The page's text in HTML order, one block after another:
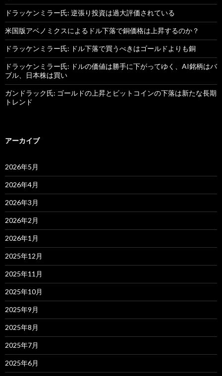
ドラッケンミラー氏: 逆張り投資は過大評価されている
米国版アベノミクスによるドル下落で銅価格は上昇するのか？
ドラッケンミラー氏: ドル下落で買うべきはゴールドよりも銅
ドラッケンミラー氏: ドルの価値は勝手に下がってゆく、AI銘柄はバ
ブル、日本株は買い
ガンドラック氏: ゴールドの上昇とビットコインの下落は新たな長期
トレンド
アーカイブ
2026年5月
2026年4月
2026年3月
2026年2月
2026年1月
2025年12月
2025年11月
2025年10月
2025年9月
2025年8月
2025年7月
2025年6月